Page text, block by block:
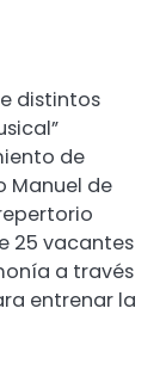
distintos
de
Manuel de
25 vacantes
a través
entrenar la